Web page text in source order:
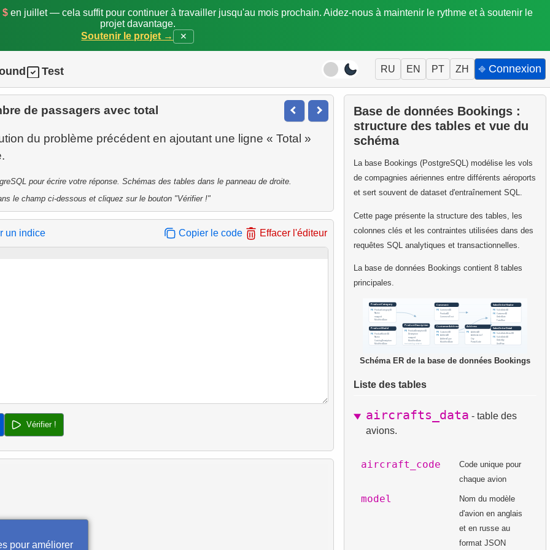
$en juillet — cela suffit pour continuer à travailler jusqu'au mois prochain. Aidez-nous à maintenir le rythme et à soutenir le
projet davantage.
Soutenir le projet →
✕
Test RU EN PT ZH ⎆ Connexion
de passagers avec total
du problème précédent en ajoutant une ligne « Total »
pour écrire votre réponse. Schémas des tables dans le panneau de droite.
le champ ci-dessous et cliquez sur le bouton "Vérifier !"
un indice Copier le code Effacer l'éditeur
Vérifier !
Base de données Bookings :
structure des tables et vue du
schéma
La base Bookings (PostgreSQL) modélise les vols
de compagnies aériennes entre différents aéroports
et sert souvent de dataset d'entraînement SQL.
Cette page présente la structure des tables, les
colonnes clés et les contraintes utilisées dans des
requêtes SQL analytiques et transactionnelles.
La base de données Bookings contient 8 tables
principales.
Schéma ER de la base de données Bookings
Liste des tables
aircrafts_data - table des
avions.
aircraft_code
Code unique pour
chaque avion
model
Nom du modèle
d'avion en anglais
et en russe au
format JSON
pour améliorer